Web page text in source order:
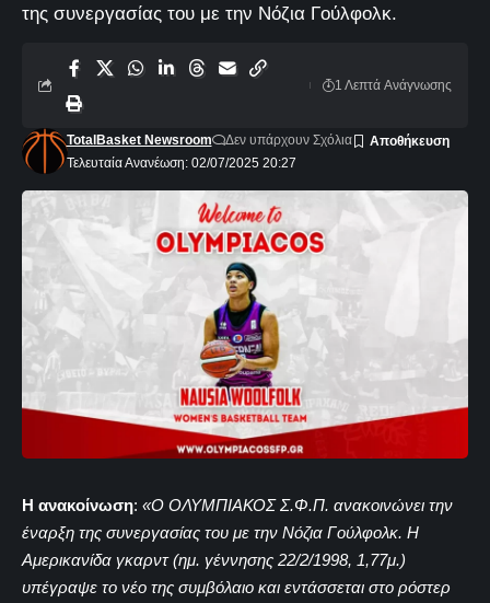
της συνεργασίας του με την Νόζια Γούλφολκ.
Τελευταία Ανανέωση: 02/07/2025 20:27
TotalBasket Newsroom Δεν υπάρχουν Σχόλια
1 Λεπτά Aνάγνωσης
Η ανακοίνωση: «Ο ΟΛΥΜΠΙΑΚΟΣ Σ.Φ.Π. ανακοινώνει την
έναρξη της συνεργασίας του με την Νόζια Γούλφολκ. Η
Αμερικανίδα γκαρντ (ημ. γέννησης 22/2/1998, 1,77μ.)
υπέγραψε το νέο της συμβόλαιο και εντάσσεται στο ρόστερ